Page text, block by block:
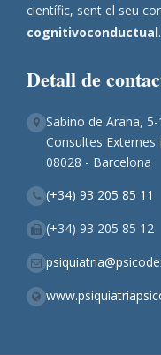
científic, sent el seu
cognitivoconductual.
Detall de
Sabino de Arana, 5-
Consultes Externes
08028 - Barcelona
(+34) 93 205 85 11
(+34) 93 205 85 12